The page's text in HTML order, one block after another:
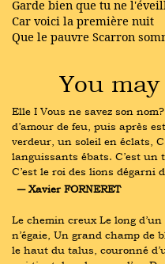
Garde bien que tu ne
Car voici la première nuit
Que le pauvre Scarron
You
Elle I Vous ne savez son
d’amour de feu, puis après
verdeur, un soleil en éclats,
languissants ébats. C’est
C’est le roi des lions dégarni
― Xavier FORNERET
Le chemin creux Le long
n’égaie, Un grand champ de
le haut du talus, couronné